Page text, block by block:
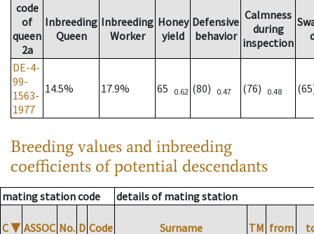
code
of
queen
2a
Inbreeding
Queen
Inbreeding
Worker
Honey
yield
Defensive
behavior
Calmness
during
inspection
DE-4-
99-
1563-
1977
14.5% 17.9% 65 0.62 (80) 0.47 (76) 0.48
Breeding values and inbreeding
coefficients of potential descendants
mating station code details of mating station
C ▼ ASSOC No. D Code Surname TM from